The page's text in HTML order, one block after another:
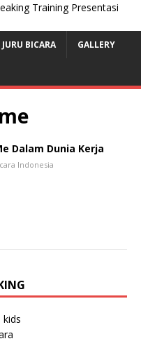
BICARA GALLERY
Dalam Dunia Kerja
Indonesia